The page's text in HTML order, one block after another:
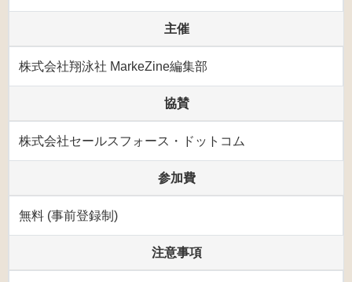
主催
株式会社翔泳社 MarkeZine編集部
協賛
株式会社セールスフォース・ドットコム
参加費
無料 (事前登録制)
注意事項